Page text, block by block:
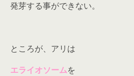
発芽する事ができない。
ところが、アリは
エライオソームを